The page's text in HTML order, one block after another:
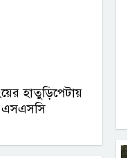
হাতুড়িপেটায়
এসএসসি